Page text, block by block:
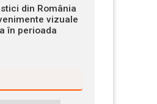
din România
vizuale
în perioada